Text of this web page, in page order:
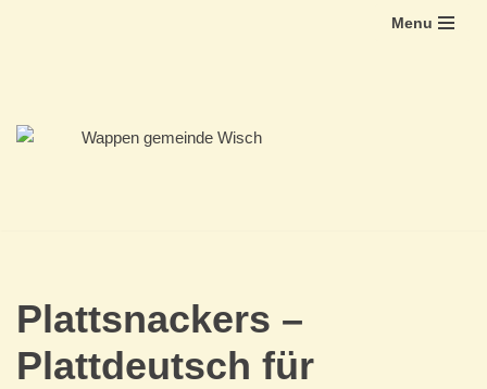
Menu
Plattsnackers –
Plattdeutsch für